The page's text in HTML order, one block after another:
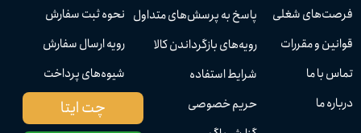
نحوه ثبت سفارش
رویه ارسال سفارش
شیوه‌های پرداخت
پاسخ به پرسش‌های متداول
رویه‌های بازگرداندن کالا
شرایط استفاده
حریم خصوصی
فرصت‌های شغلی
قوانین و مقررات
تماس با ما
درباره ما
چت ایتا